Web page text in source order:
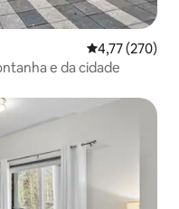
4,77 de uma
4,77 (270)
e da cidade